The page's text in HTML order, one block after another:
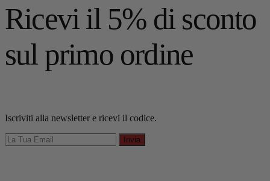
Ricevi il 5% di sconto
sul primo ordine
Iscriviti alla newsletter e ricevi il codice.
Invia